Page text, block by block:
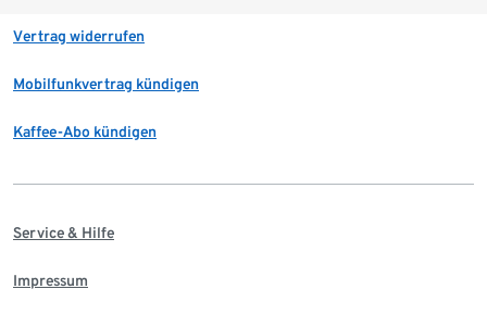
Vertrag widerrufen
Mobilfunkvertrag kündigen
Kaffee-Abo kündigen
Service & Hilfe
Impressum